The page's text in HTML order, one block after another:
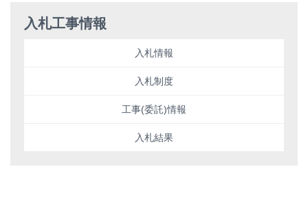
入札工事情報
入札情報
入札制度
工事(委託)情報
入札結果